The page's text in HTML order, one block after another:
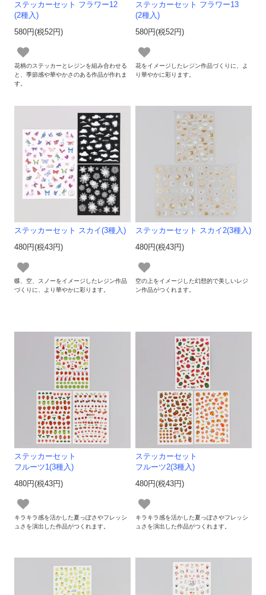
ステッカーセット フラワー12
(2種入)
580円(税52円)
花柄のステッカーとレジンを組み合わせる
と、季節感や華やかさのある作品が作れま
す。
ステッカーセット フラワー13
(2種入)
580円(税52円)
花をイメージしたレジン作品づくりに、よ
り華やかに彩ります。
ステッカーセット スカイ(3種入)
480円(税43円)
蝶、空、スノーをイメージしたレジン作品
づくりに、より華やかに彩ります。
ステッカーセット スカイ2(3種入)
480円(税43円)
空の上をイメージした幻想的で美しいレジ
ン作品がつくれます。
ステッカーセット
フルーツ1(3種入)
480円(税43円)
キラキラ感を活かした夏っぽさやフレッシ
ュさを演出した作品がつくれます。
ステッカーセット
フルーツ2(3種入)
480円(税43円)
キラキラ感を活かした夏っぽさやフレッシ
ュさを演出した作品がつくれます。